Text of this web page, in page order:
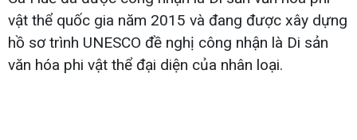
vật thể quốc gia năm 2015 và đang được xây dựng
hồ sơ trình UNESCO đề nghị công nhận là Di sản
văn hóa phi vật thể đại diện của nhân loại.